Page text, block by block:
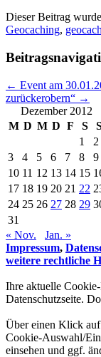
Dieser Beitrag
Geocaching,
← Event am
zurückerobern“ →
Dezember 2012
M D M D F S
1
2
3
4 5 6 7 8
9
10 11 12 13 14 15
17 18 19 20 21 22
24 25 26 27 28 29
31
« Nov.
Jan. »
Impressum,
weitere rechtliche
Ihre aktuelle
Datenschutzseite.
Über einen Klick
Cookie-Auswahl/
einsehen und ggf.